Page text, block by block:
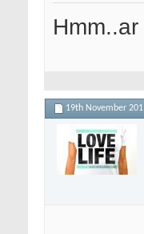
19th November